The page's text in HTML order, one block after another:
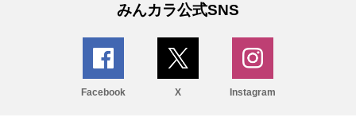
みんカラ公式SNS
Facebook X Instagram